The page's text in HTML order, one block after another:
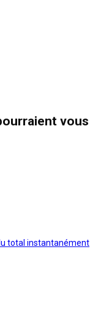
vous
total instantanément